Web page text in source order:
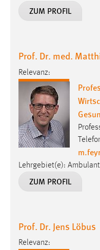
ZUM PROFIL
Prof. Dr. med.
Relevanz:
Lehrgebiet(e):
ZUM PROFIL
Prof. Dr. Jens Löbus
Relevanz:
Plattformen
YouTube
Vimeo